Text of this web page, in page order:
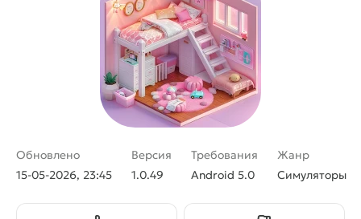
Обновлено
15-05-2026, 23:45
Версия
1.0.49
Требования
Android 5.0
Жанр
Симуляторы